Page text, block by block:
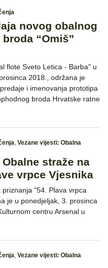
novog obalnog
“Omiš”
flote Sveto Letica - Barba" u
2018., održana je
i imenovanja prototipa
broda Hrvatske ratne
, Vezane vijesti: Obalna
straže na
vrpce Vjesnika
priznanja "54. Plava vrpca
je u ponedjeljak, 3. prosinca
centru Arsenal u
, Vezane vijesti: Obalna